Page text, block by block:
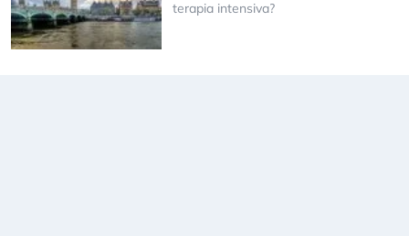
terapia intensiva?